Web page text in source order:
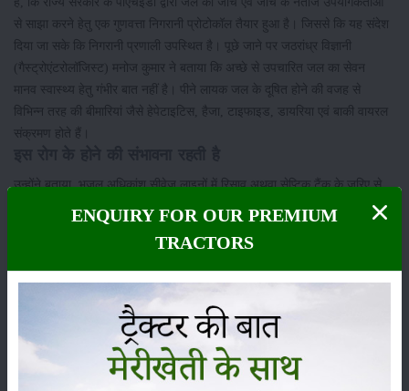
से साझा करने हेतु एक गुणवत्ता निगरानी प्रोटोकॉल तैयार हुआ है। जिससे कि यह संदेश
दिया जा सके कि निगरानी प्रणाली उपस्थित है। पूछे जाने पर जठरांध्र विज्ञानी
(गैस्ट्रोएंटरोलॉजिस्ट) मनोज कुमार ने बताया कि अच्छे से उपचारित जल का सेवन
मानव स्वास्थ्य हेतु गंभीर बात नहीं है। पीने लायक जल के दूषित होने की वजह से
विभिन्न तरह की बीमारियां जैसे हेपेटाइटिस, हैजा, टाइफाइड, डायरिया एवं बाकी वायरल
संक्रमण होते हैं।
उन्होंने बताया, भूजल अधिकांश सीवेज लाइनों में रिसाव अथवा सेप्टिक टैंक के जरिए से
दूषित हो जाता है। इसके अंतर्गत समकुल घुलित ठोस पदार्थों का स्तर ज्यादा होता है।
जल को पीने लायक बनाने के लिए अनिवार्य तौर से कम करने की जरूरत होती है। इसमें
बाकी खतरनाक तत्व भी मौजूद हो सकते हैं, जैसे कि फ्लोराइड युक्त जल से फ्लोरोसिस
होने की संभावना रहती है।
ENQUIRY FOR OUR PREMIUM
TRACTORS